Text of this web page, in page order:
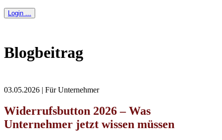
Login ...
Blogbeitrag
03.05.2026 | Für Unternehmer
Widerrufsbutton 2026 – Was
Unternehmer jetzt wissen müssen